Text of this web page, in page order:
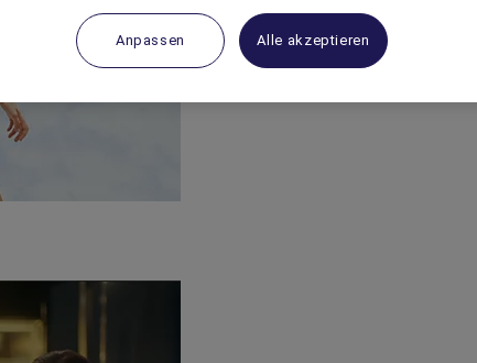
Anpassen Alle akzeptieren